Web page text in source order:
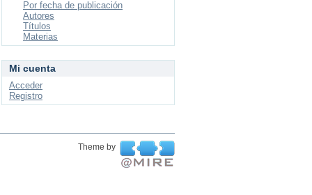
Por fecha de publicación
Autores
Títulos
Materias
Mi cuenta
Acceder
Registro
Theme by